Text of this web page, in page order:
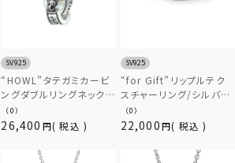
SV925
“HOWL”タテガミカービ
ングダブルリングネックレ
ス/シルバー925
26,400 税込
（0）
SV925
“for Gift”リップルテク
スチャーリング/シルバー
925
22,000 税込
（0）